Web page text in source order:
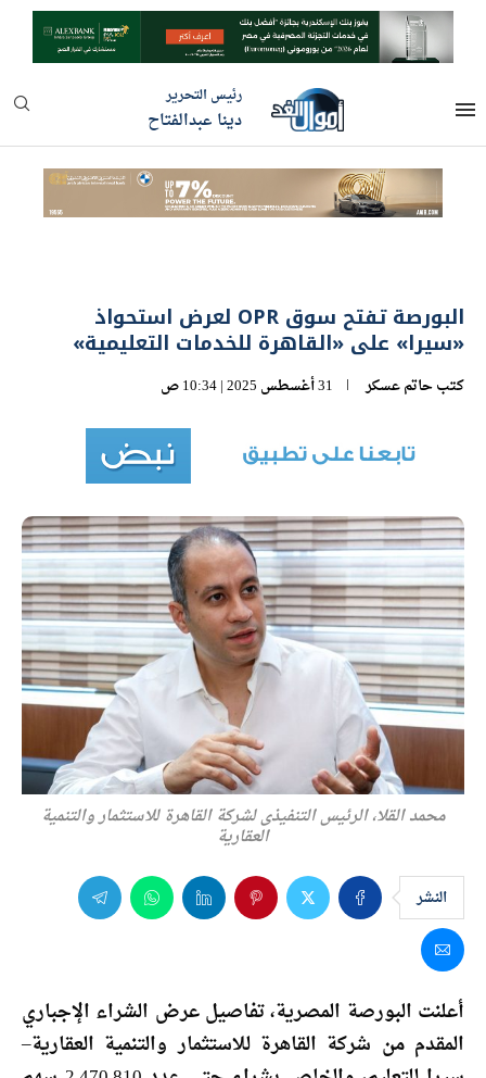
رئيس التحرير
دينا عبدالفتاح
البورصة تفتح سوق OPR لعرض استحواذ
«سيرا» على «القاهرة للخدمات التعليمية»
كتبحاتم عسكر 31 أغسطس 2025 | 10:34 ص
محمد القلا، الرئيس التنفيذى لشركة القاهرة للاستثمار والتنمية
العقارية
النشر
أعلنت البورصة المصرية، تفاصيل عرض الشراء الإجباري
المقدم من شركة القاهرة للاستثمار والتنمية العقارية–